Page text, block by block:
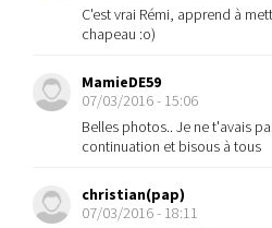
C'est vrai Rémi, apprend à
chapeau :o)
MamieDE59
07/03/2016 - 15:06
Belles photos.. Je ne t'avais
continuation et bisous à tous
christian(pap)
07/03/2016 - 18:11